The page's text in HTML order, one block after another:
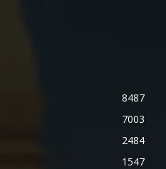
8487
7003
2484
1547